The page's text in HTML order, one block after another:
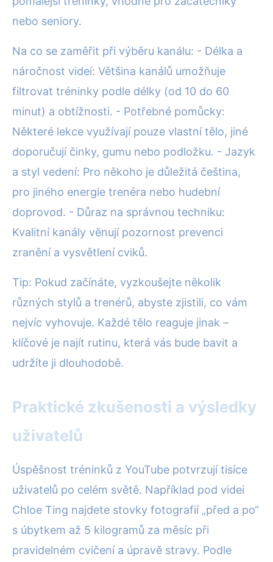
nebo seniory.
Na co se zaměřit při výběru kanálu: - Délka a
náročnost videí: Většina kanálů umožňuje
filtrovat tréninky podle délky (od 10 do 60
minut) a obtížnosti. - Potřebné pomůcky:
Některé lekce využívají pouze vlastní tělo, jiné
doporučují činky, gumu nebo podložku. - Jazyk
a styl vedení: Pro někoho je důležitá čeština,
pro jiného energie trenéra nebo hudební
doprovod. - Důraz na správnou techniku:
Kvalitní kanály věnují pozornost prevenci
zranění a vysvětlení cviků.
Tip: Pokud začínáte, vyzkoušejte několik
různých stylů a trenérů, abyste zjistili, co vám
nejvíc vyhovuje. Každé tělo reaguje jinak –
klíčové je najít rutinu, která vás bude bavit a
udržíte ji dlouhodobě.
Praktické zkušenosti a výsledky
uživatelů
Úspěšnost tréninků z YouTube potvrzují tisíce
uživatelů po celém světě. Například pod videi
Chloe Ting najdete stovky fotografií „před a po“
s úbytkem až 5 kilogramů za měsíc při
pravidelném cvičení a úpravě stravy. Podle